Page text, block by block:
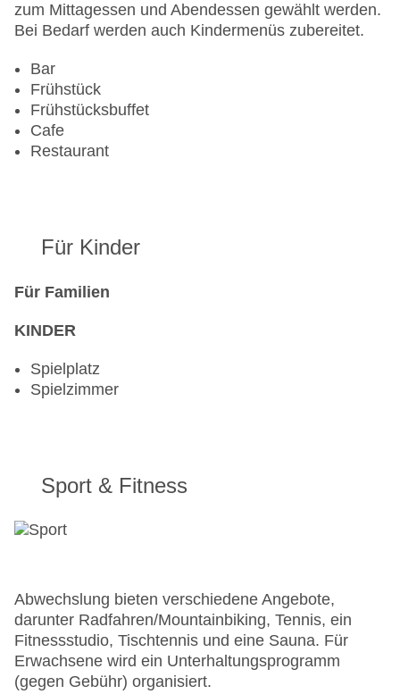
zum Mittagessen und Abendessen gewählt werden.
Bei Bedarf werden auch Kindermenüs zubereitet.
Bar
Frühstück
Frühstücksbuffet
Cafe
Restaurant
Für Kinder
Für Familien
KINDER
Spielplatz
Spielzimmer
Sport & Fitness
Abwechslung bieten verschiedene Angebote,
darunter Radfahren/Mountainbiking, Tennis, ein
Fitnessstudio, Tischtennis und eine Sauna. Für
Erwachsene wird ein Unterhaltungsprogramm
(gegen Gebühr) organisiert.